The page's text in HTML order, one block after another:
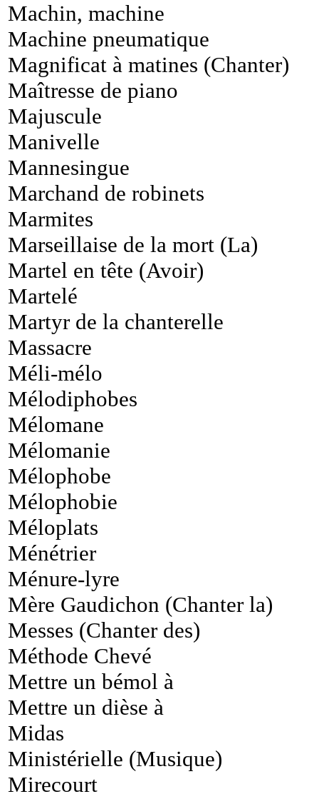
Machin, machine
Machine pneumatique
Magnificat à matines (Chanter)
Maîtresse de piano
Majuscule
Manivelle
Mannesingue
Marchand de robinets
Marmites
Marseillaise de la mort (La)
Martel en tête (Avoir)
Martelé
Martyr de la chanterelle
Massacre
Méli-mélo
Mélodiphobes
Mélomane
Mélomanie
Mélophobe
Mélophobie
Méloplats
Ménétrier
Ménure-lyre
Mère Gaudichon (Chanter la)
Messes (Chanter des)
Méthode Chevé
Mettre un bémol à
Mettre un dièse à
Midas
Ministérielle (Musique)
Mirecourt